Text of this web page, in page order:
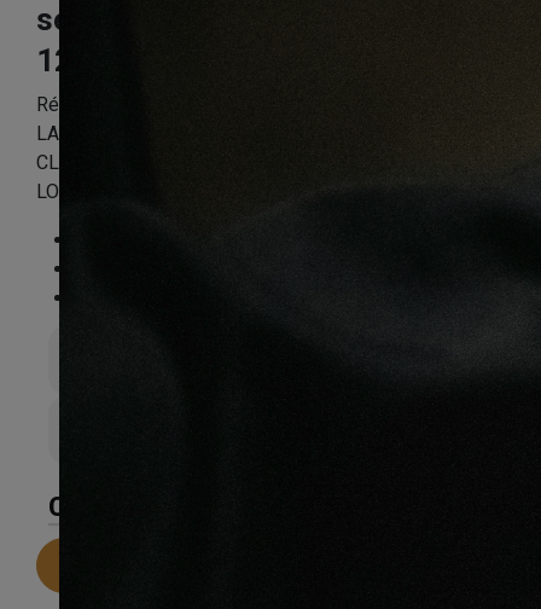
select prix
120X19mm
Référence:
LAME DE TERRASSE EN TECK BRUT LISSE SELECT A
CLIPSER 120x19x L1200-L2200mm – PRIX POUR LE
LOT
CARACTÉRISTIQUES